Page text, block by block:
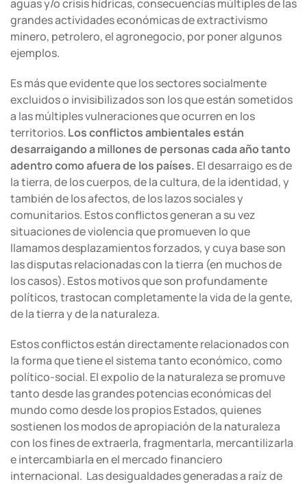
aguas y/o crisis hídricas, consecuencias múltiples de las
grandes actividades económicas de extractivismo
minero, petrolero, el agronegocio, por poner algunos
ejemplos.
Es más que evidente que los sectores socialmente
excluidos o invisibilizados son los que están sometidos
a las múltiples vulneraciones que ocurren en los
territorios. Los conflictos ambientales están
desarraigando a millones de personas cada año tanto
adentro como afuera de los países. El desarraigo es de
la tierra, de los cuerpos, de la cultura, de la identidad, y
también de los afectos, de los lazos sociales y
comunitarios. Estos conflictos generan a su vez
situaciones de violencia que promueven lo que
llamamos desplazamientos forzados, y cuya base son
las disputas relacionadas con la tierra (en muchos de
los casos). Estos motivos que son profundamente
políticos, trastocan completamente la vida de la gente,
de la tierra y de la naturaleza.
Estos conflictos están directamente relacionados con
la forma que tiene el sistema tanto económico, como
político-social. El expolio de la naturaleza se promuve
tanto desde las grandes potencias económicas del
mundo como desde los propios Estados, quienes
sostienen los modos de apropiación de la naturaleza
con los fines de extraerla, fragmentarla, mercantilizarla
e intercambiarla en el mercado financiero
internacional. Las desigualdades generadas a raíz de